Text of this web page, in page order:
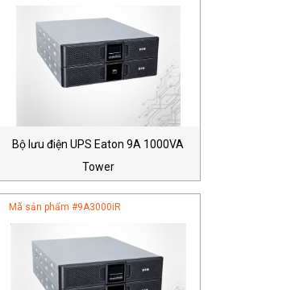
Bộ lưu điện UPS Eaton 9A 1000VA
Tower
Mã sản phẩm #9A3000iR